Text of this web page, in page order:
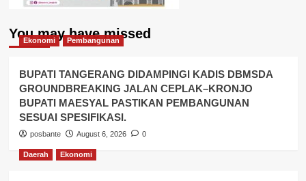
You may have missed
Ekonomi Pembangunan
BUPATI TANGERANG DIDAMPINGI KADIS DBMSDA
GROUNDBREAKING JALAN CEPLAK–KRONJO
BUPATI MAESYAL PASTIKAN PEMBANGUNAN
SESUAI SPESIFIKASI.
posbante August 6, 2026 0
Daerah Ekonomi